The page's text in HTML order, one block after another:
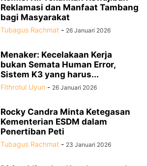
Reklamasi dan Manfaat Tambang
bagi Masyarakat
Tubagus Rachmat - 26 Januari 2026
Menaker: Kecelakaan Kerja
bukan Semata Human Error,
Sistem K3 yang harus...
Fithrotul Uyun - 26 Januari 2026
Rocky Candra Minta Ketegasan
Kementerian ESDM dalam
Penertiban Peti
Tubagus Rachmat - 23 Januari 2026